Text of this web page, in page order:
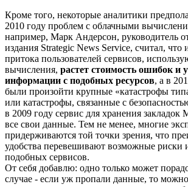
Кроме того, некоторые аналитики
2010 году проблем с облачными
например, Марк Андерсон, руководитель
издания Strategic News Service, считал, что
притока пользователей сервисов,
вычисления, растет стоимость ошибок и
информации с подобных ресурсов, а в
были произойти крупные «катастрофы
или катастрофы, связанные с
в 2009 году сервис для хранения закладок
все свои данные. Тем не менее, многие
придерживаются той точки зрения, что
удобства перевешивают возможные риски
подобных сервисов.
От себя добавлю: одно только может
случае - если уж пропали данные, то